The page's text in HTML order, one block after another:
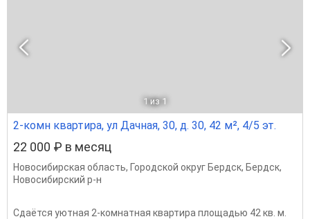
1 из 1
2-комн квартира, ул Дачная, 30, д. 30, 42 м², 4/5 эт.
22 000 ₽ в месяц
Новосибирская область, Городской округ Бердск, Бердск,
Новосибирский р-н
Сдаётся уютная 2-комнатная квартира площадью 42 кв. м.